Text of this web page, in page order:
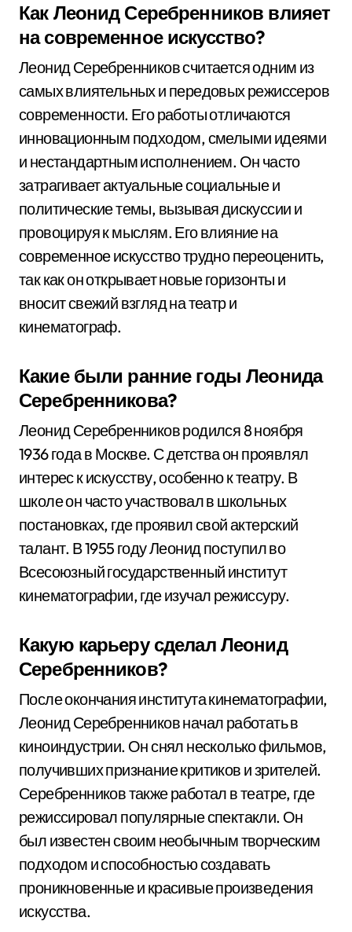
Как Леонид Серебренников влияет
на современное искусство?
Леонид Серебренников считается одним из
самых влиятельных и передовых режиссеров
современности. Его работы отличаются
инновационным подходом, смелыми идеями
и нестандартным исполнением. Он часто
затрагивает актуальные социальные и
политические темы, вызывая дискуссии и
провоцируя к мыслям. Его влияние на
современное искусство трудно переоценить,
так как он открывает новые горизонты и
вносит свежий взгляд на театр и
кинематограф.
Какие были ранние годы Леонида
Серебренникова?
Леонид Серебренников родился 8 ноября
1936 года в Москве. С детства он проявлял
интерес к искусству, особенно к театру. В
школе он часто участвовал в школьных
постановках, где проявил свой актерский
талант. В 1955 году Леонид поступил во
Всесоюзный государственный институт
кинематографии, где изучал режиссуру.
Какую карьеру сделал Леонид
Серебренников?
После окончания института кинематографии,
Леонид Серебренников начал работать в
киноиндустрии. Он снял несколько фильмов,
получивших признание критиков и зрителей.
Серебренников также работал в театре, где
режиссировал популярные спектакли. Он
был известен своим необычным творческим
подходом и способностью создавать
проникновенные и красивые произведения
искусства.